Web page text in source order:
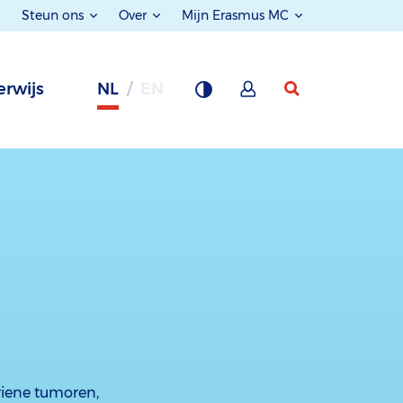
Steun ons Over Mijn Erasmus MC
NL
tumoren,